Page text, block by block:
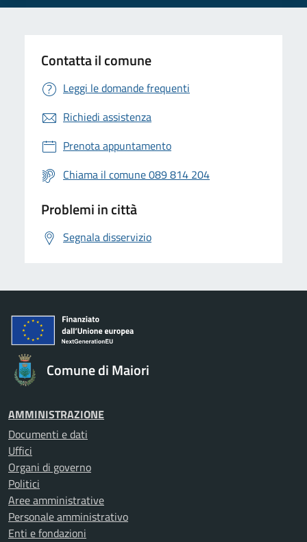
Contatta il comune
Leggi le domande frequenti
Richiedi assistenza
Prenota appuntamento
Chiama il comune 089 814 204
Problemi in città
Segnala disservizio
Comune di Maiori
AMMINISTRAZIONE
Documenti e dati
Uffici
Organi di governo
Politici
Aree amministrative
Personale amministrativo
Enti e fondazioni